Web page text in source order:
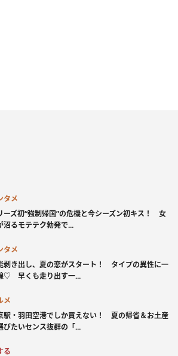
タメ
ーズ初“強制帰国”の危機と今シーズン初キス！ 女
沼るモテテク勃発で...
タメ
剥き出し、夏の恋がスタート！ タイプの異性に一
♡ 早くも走り出す一...
メ
駅・羽田空港でしか買えない！ 夏の帰省＆お土産
びたいセンス抜群の「...
る